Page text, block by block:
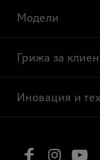
Модели
Грижа за
Иновация и